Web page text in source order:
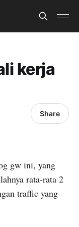
kerja
Share
gw ini, yang
rata-rata 2
traffic yang